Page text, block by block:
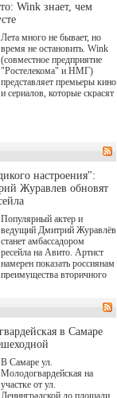
Wink знает, чем
Лета много не бывает, но
время не остановить. Wink
(совместное предприятие
"Ростелекома" и НМГ)
представляет премьеры кино
и сериалов, которые скрасят
target="_blank">"Холод"
</a> (18+) останется только
на экране — весь август по
четвергам продолжат
выходить новые эпизоды
сериала, в котором
беспощадным возмездием в
духе графа Монте-Кристо
занимается наша
современница.
настроения":
Журавлев обновят
Популярный актер и
ведущий Дмитрий Журавлёв
станет амбассадором
ресейла на Авито. Артист
намерен показать россиянам
преимущества вторичного
для современного и умного
человека.
в Самаре
В Самаре ул.
Молодогвардейская на
участке от ул.
Ленинградской до площади